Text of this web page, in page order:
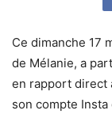
Ce dimanche 17
de Mélanie, a
en rapport direct
son compte Insta